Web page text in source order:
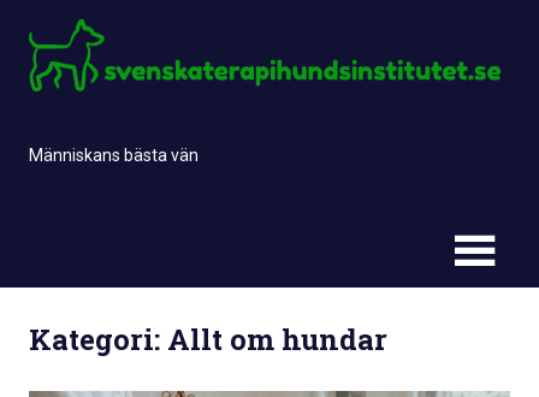
content
Människans bästa vän
Kategori: Allt om hundar